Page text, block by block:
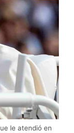
le atendió en